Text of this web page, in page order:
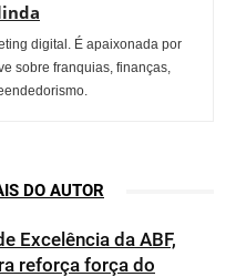
digital. É apaixonada por
sobre franquias, finanças,
DO AUTOR
Excelência da ABF,
reforça força do